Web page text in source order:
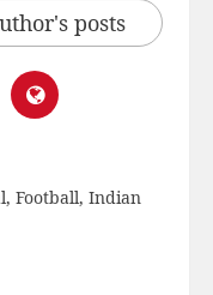
posts
, Football, Indian